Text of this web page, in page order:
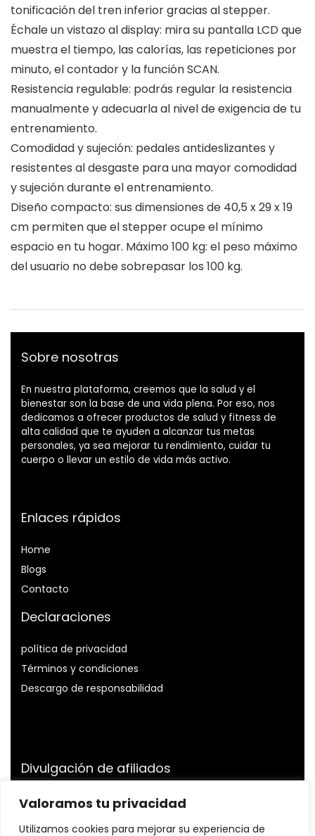
Valoramos tu privacidad
Utilizamos cookies para mejorar su experiencia de
tonificación del tren inferior gracias al stepper.
Échale un vistazo al display: mira su pantalla LCD que
muestra el tiempo, las calorías, las repeticiones por
minuto, el contador y la función SCAN.
Resistencia regulable: podrás regular la resistencia
manualmente y adecuarla al nivel de exigencia de tu
entrenamiento.
Comodidad y sujeción: pedales antideslizantes y
resistentes al desgaste para una mayor comodidad
y sujeción durante el entrenamiento.
Diseño compacto: sus dimensiones de 40,5 x 29 x 19
cm permiten que el stepper ocupe el mínimo
espacio en tu hogar. Máximo 100 kg: el peso máximo
del usuario no debe sobrepasar los 100 kg.
Sobre nosotras
En nuestra plataforma, creemos que la salud y el
bienestar son la base de una vida plena. Por eso, nos
dedicamos a ofrecer productos de salud y fitness de
alta calidad que te ayuden a alcanzar tus metas
personales, ya sea mejorar tu rendimiento, cuidar tu
cuerpo o llevar un estilo de vida más activo.
Enlaces rápidos
Home
Blogs
Contacto
Declaraciones
política de privacidad
Términos y condiciones
Descargo de responsabilidad
Divulgación de afiliados
Divulgación:Somos participantes del Programa de
Asociados de Amazon Services LLC, un programa de
publicidad de afiliados diseñado para proporcionarnos